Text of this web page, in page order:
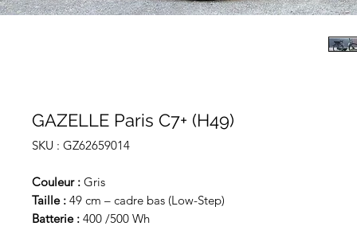
GAZELLE Paris C7+ (H49)
SKU : GZ62659014
Couleur : Gris
Taille : 49 cm – cadre bas (Low-Step)
Batterie : 400 /500 Wh